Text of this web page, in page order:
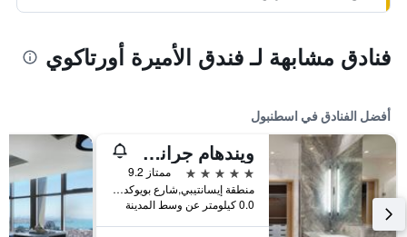
فنادق مشابهة لـ فندق الأميرة أورتاكوي
أفضل الفنادق في اسطنبول
ويندهام جراند إسطنبول ليفينت
5 نجوم
ممتاز 9.2
منطقة إيسانتيبي,شارع بويوكديري 177-183 شيشلي, اسطنبول, تركيا
0.0 كيلومتر عن وسط المدينة